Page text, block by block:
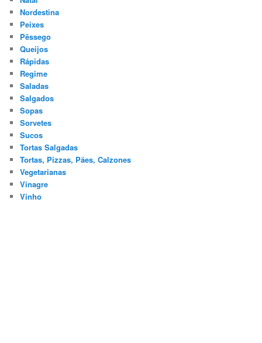
Nordestina
Peixes
Pêssego
Queijos
Rápidas
Regime
Saladas
Salgados
Sopas
Sorvetes
Sucos
Tortas Salgadas
Tortas, Pizzas, Pães, Calzones
Vegetarianas
Vinagre
Vinho